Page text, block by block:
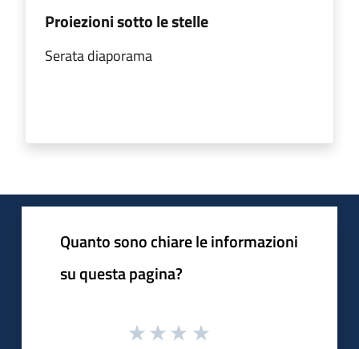
Proiezioni sotto le stelle
Serata diaporama
Quanto sono chiare le informazioni
su questa pagina?